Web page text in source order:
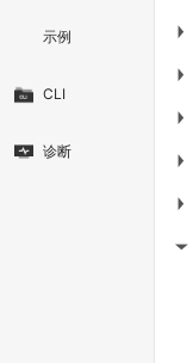
示例
CLI
诊断
▶
▶
▶
▶
▶
▶